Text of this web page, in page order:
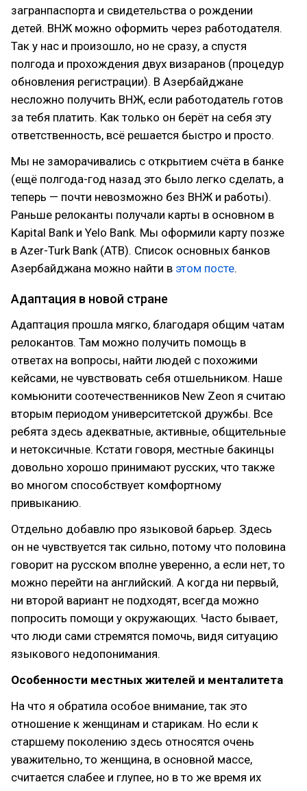
загранпаспорта и свидетельства о рождении
детей. ВНЖ можно оформить через работодателя.
Так у нас и произошло, но не сразу, а спустя
полгода и прохождения двух визаранов (процедур
обновления регистрации). В Азербайджане
несложно получить ВНЖ, если работодатель готов
за тебя платить. Как только он берёт на себя эту
ответственность, всё решается быстро и просто.
Мы не заморачивались с открытием счёта в банке
(ещё полгода-год назад это было легко сделать, а
теперь — почти невозможно без ВНЖ и работы).
Раньше релоканты получали карты в основном в
Kapital Bank и Yelo Bank. Мы оформили карту позже
в Azer-Turk Bank (ATB). Список основных банков
Азербайджана можно найти в этом посте.
Адаптация в новой стране
Адаптация прошла мягко, благодаря общим чатам
релокантов. Там можно получить помощь в
ответах на вопросы, найти людей с похожими
кейсами, не чувствовать себя отшельником. Наше
комьюнити соотечественников New Zeon я считаю
вторым периодом университетской дружбы. Все
ребята здесь адекватные, активные, общительные
и нетоксичные. Кстати говоря, местные бакинцы
довольно хорошо принимают русских, что также
во многом способствует комфортному
привыканию.
Отдельно добавлю про языковой барьер. Здесь
он не чувствуется так сильно, потому что половина
говорит на русском вполне уверенно, а если нет, то
можно перейти на английский. А когда ни первый,
ни второй вариант не подходят, всегда можно
попросить помощи у окружающих. Часто бывает,
что люди сами стремятся помочь, видя ситуацию
языкового недопонимания.
Особенности местных жителей и менталитета
На что я обратила особое внимание, так это
отношение к женщинам и старикам. Но если к
старшему поколению здесь относятся очень
уважительно, то женщина, в основной массе,
считается слабее и глупее, но в то же время их